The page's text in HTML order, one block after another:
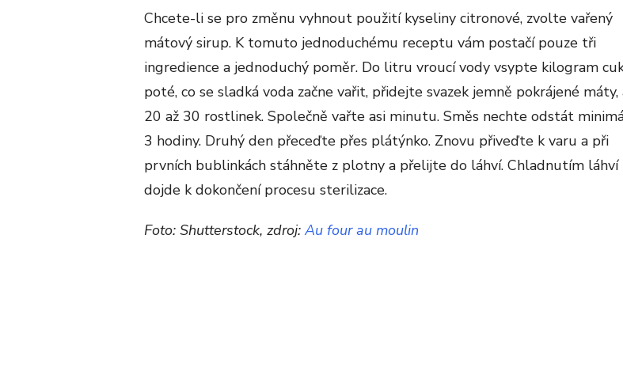
Chcete-li se pro změnu vyhnout použití kyseliny citronové, zvolte vařený
mátový sirup. K tomuto jednoduchému receptu vám postačí pouze tři
ingredience a jednoduchý poměr. Do litru vroucí vody vsypte kilogram
poté, co se sladká voda začne vařit, přidejte svazek jemně pokrájené máty,
20 až 30 rostlinek. Společně vařte asi minutu. Směs nechte odstát
3 hodiny. Druhý den přeceďte přes plátýnko. Znovu přiveďte k varu a při
prvních bublinkách stáhněte z plotny a přelijte do láhví. Chladnutím láhví
dojde k dokončení procesu sterilizace.
Foto: Shutterstock, zdroj: Au four au moulin